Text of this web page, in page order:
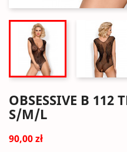
OBSESSIVE B 112
S/M/L
90,00 zł